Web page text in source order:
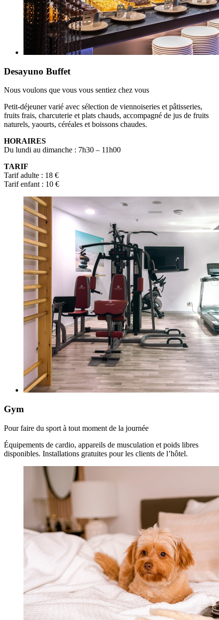
Desayuno Buffet
Nous voulons que vous vous sentiez chez vous
Petit-déjeuner varié avec sélection de viennoiseries et pâtisseries,
fruits frais, charcuterie et plats chauds, accompagné de jus de fruits
naturels, yaourts, céréales et boissons chaudes.
HORAIRES
Du lundi au dimanche : 7h30 – 11h00
TARIF
Tarif adulte : 18 €
Tarif enfant : 10 €
Gym
Pour faire du sport à tout moment de la journée
Équipements de cardio, appareils de musculation et poids libres
disponibles. Installations gratuites pour les clients de l’hôtel.